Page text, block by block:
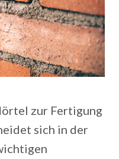
zur Fertigung
sich in der